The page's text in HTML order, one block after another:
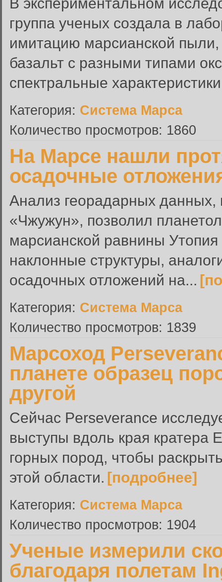
группа ученых создала в
имитацию марсианской
базальт с разными типами
спектральные
Категория: Система Марса
Количество просмотров: 1860
На Марсе нашли
осадочные
Анализ георадарных
«Чжужун», позволил
марсианской равнины
наклонные структуры,
осадочных отложений на...
Категория: Система Марса
Количество просмотров: 1839
Марсоход
планете образец
другой
Сейчас Perseverance
выступы вдоль края кратера
горных пород, чтобы
этой области. [подробнее]
Категория: Система Марса
Количество просмотров: 1904
Ученые измерили
благодаря полетам